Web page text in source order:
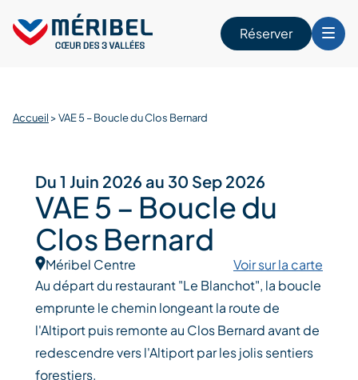
content
Réserver
Accueil >VAE 5 – Boucle du Clos Bernard
Du 1 Juin 2026 au 30 Sep 2026
VAE 5 – Boucle du
Clos Bernard
Méribel Centre
Voir sur la carte
Au départ du restaurant "Le Blanchot", la boucle
emprunte le chemin longeant la route de
l'Altiport puis remonte au Clos Bernard avant de
redescendre vers l'Altiport par les jolis sentiers
forestiers.